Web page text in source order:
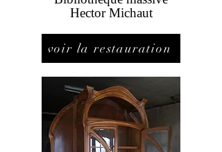
Hector Michaut
voir la restauration